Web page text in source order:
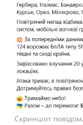
Скриншот